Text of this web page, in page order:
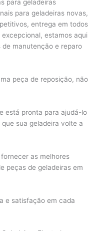
para geladeiras
para geladeiras novas,
entrega em todos
estamos aqui
de manutenção e reparo
peça de reposição, não
está pronta para ajudá-lo
sua geladeira volte a
as melhores
peças de geladeiras em
e satisfação em cada